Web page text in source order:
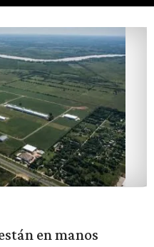
en manos